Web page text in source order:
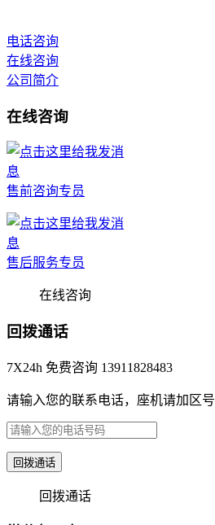
电话咨询
在线咨询
公司简介
在线咨询
售前咨询专员
售后服务专员
在线咨询
回拨通话
7X24h 免费咨询 13911828483
请输入您的联系电话，座机请加区号
回拨通话
回拨通话